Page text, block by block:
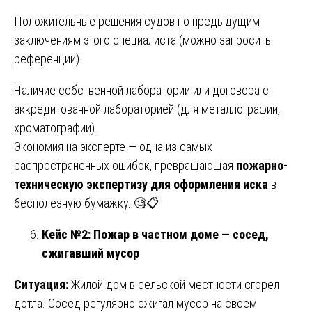
Положительные решения судов по предыдущим
заключениям этого специалиста (можно запросить
референции).
Наличие собственной лаборатории или договора с
аккредитованной лабораторией (для металлографии,
хроматографии).
Экономия на эксперте — одна из самых
распространенных ошибок, превращающая пожарно-
техническую экспертизу для оформления иска в
бесполезную бумажку. 🧐📋
Кейс №2: Пожар в частном доме — сосед,
сжигавший мусор
Ситуация:Жилой дом в сельской местности сгорел
дотла. Сосед регулярно сжигал мусор на своем